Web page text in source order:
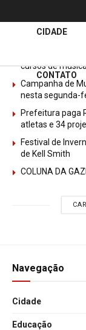
ÚltimasNotícias
cursos de música
Campanha de
nesta segunda-
Prefeitura paga
atletas e 34
Festival de
de Kell Smith
COLUNA DA
Navegação
Cidade
Educação
CIDADE
CONTATO